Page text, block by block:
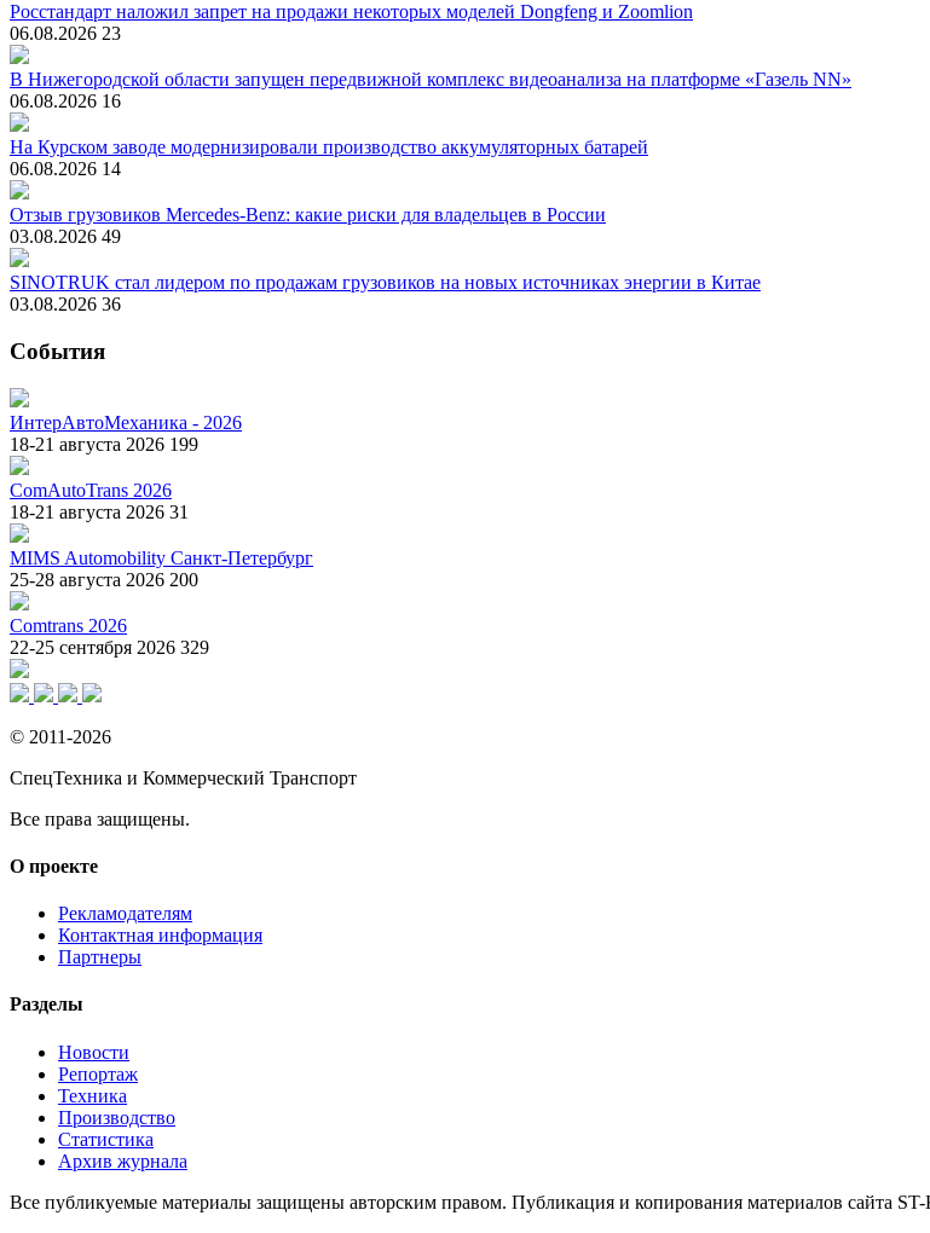
Росстандарт наложил запрет на продажи некоторых моделей Dongfeng и Zoomlion
06.08.2026 23
В Нижегородской области запущен передвижной комплекс видеоанализа на платформе «Газель NN»
06.08.2026 16
На Курском заводе модернизировали производство аккумуляторных батарей
06.08.2026 14
Отзыв грузовиков Mercedes-Benz: какие риски для владельцев в России
03.08.2026 49
SINOTRUK стал лидером по продажам грузовиков на новых источниках энергии в Китае
03.08.2026 36
События
ИнтерАвтоМеханика - 2026
18-21 августа 2026 199
ComAutoTrans 2026
18-21 августа 2026 31
MIMS Automobility Санкт-Петербург
25-28 августа 2026 200
Comtrans 2026
22-25 сентября 2026 329
© 2011-2026
СпецТехника и Коммерческий Транспорт
Все права защищены.
О проекте
Рекламодателям
Контактная информация
Партнеры
Разделы
Новости
Репортаж
Техника
Производство
Статистика
Архив журнала
Все публикуемые материалы защищены авторским правом. Публикация и копирования материалов сайта ST-